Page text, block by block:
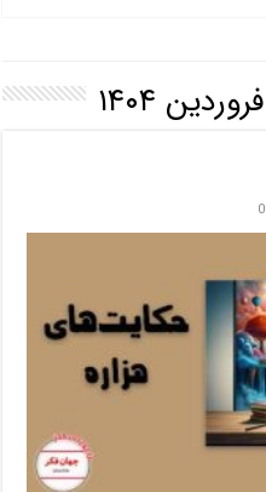
فروردین ۱۴۰۴
0